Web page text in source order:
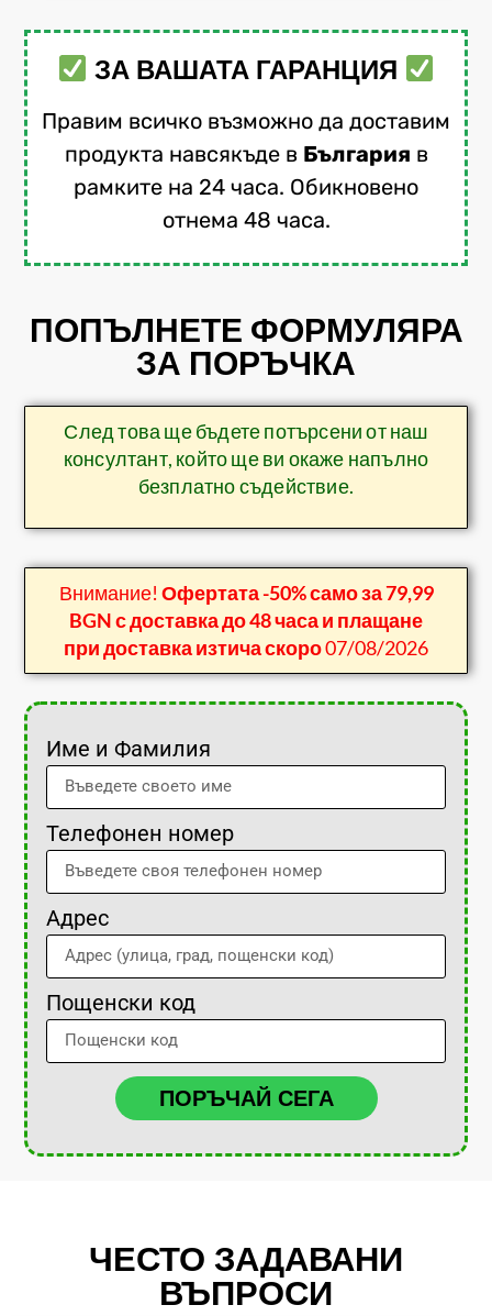
ЗА ВАШАТА ГАРАНЦИЯ
Правим всичко възможно да доставим
продукта навсякъде в България в
рамките на 24 часа. Обикновено
отнема 48 часа.
ПОПЪЛНЕТЕ ФОРМУЛЯРА
ЗА ПОРЪЧКА
След това ще бъдете потърсени от наш
консултант, който ще ви окаже напълно
безплатно съдействие.
Внимание! Офертата -50% само за 79,99
BGN с доставка до 48 часа и плащане
при доставка изтича скоро07/08/2026
Име и Фамилия
Телефонен номер
Адрес
Пощенски код
ПОРЪЧАЙ СЕГА
ЧЕСТО ЗАДАВАНИ
ВЪПРОСИ